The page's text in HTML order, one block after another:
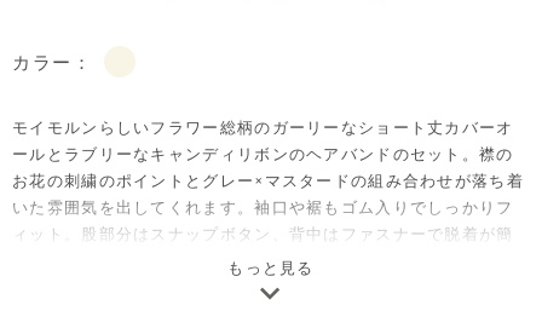
カラー：
モイモルンらしいフラワー総柄のガーリーなショート丈カバーオ
ールとラブリーなキャンディリボンのヘアバンドのセット。襟の
お花の刺繍のポイントとグレー×マスタードの組み合わせが落ち着
いた雰囲気を出してくれます。袖口や裾もゴム入りでしっかりフ
ィット。股部分はスナップボタン、背中はファスナーで脱着が簡
単、ファスナーの内側にはファスナーガードを付け、肌への刺激
を防止しています。セットアップ(M253STB11P)と姉妹ルックと
もっと見る